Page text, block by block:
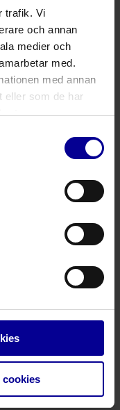
trafik. Vi
och annan
medier och
med.
med annan
eller som de har
cookies
silvermaterialet
med TTS-kuff
och sugkanal